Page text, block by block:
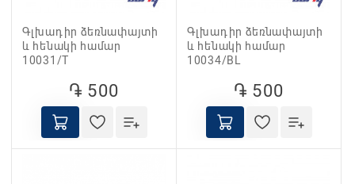
Գլխադիր ձեռնափայտի
և հենակի համար
10031/T
֏ 500
Գլխադիր ձեռնափայտի
և հենակի համար
10034/BL
֏ 500